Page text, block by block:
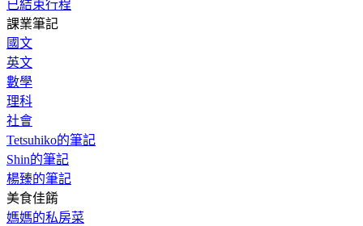
已結束行程
課業筆記
國文
英文
數學
理科
社會
Tetsuhiko的筆記
Shin的筆記
楊臻的筆記
美食佳餚
媽媽的私房菜